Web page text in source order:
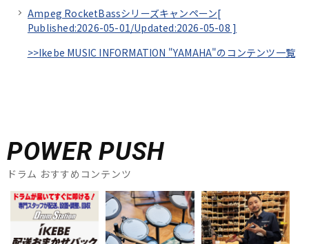
Ampeg RocketBassシリーズキャンペーン[
Published:2026-05-01/Updated:2026-05-08 ]
>>Ikebe MUSIC INFORMATION "YAMAHA"のコンテンツ一覧
POWER PUSH
ドラム おすすめコンテンツ